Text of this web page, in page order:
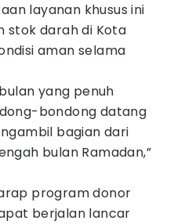
layanan khusus ini
stok darah di Kota
aman selama
yang penuh
bondong datang
bagian dari
bulan Ramadan,”
program donor
berjalan lancar